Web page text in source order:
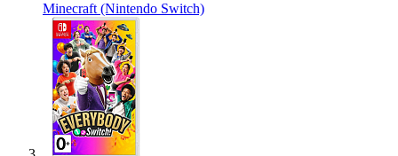
Minecraft (Nintendo Switch)